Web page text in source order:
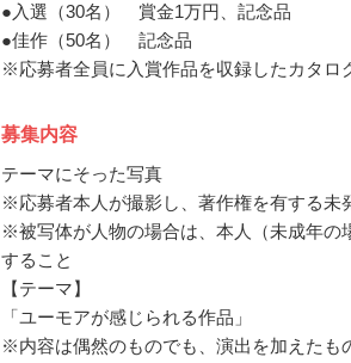
●入選（30名） 賞金1万円、記念品
●佳作（50名） 記念品
※応募者全員に入賞作品を収録したカタロ
募集内容
テーマにそった写真
※応募者本人が撮影し、著作権を有する未
※被写体が人物の場合は、本人（未成年の
すること
【テーマ】
「ユーモアが感じられる作品」
※内容は偶然のものでも、演出を加えたも